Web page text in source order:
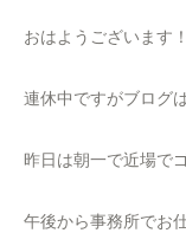
おはようございます！
連休中ですがブログ
昨日は朝一で近場で
午後から事務所でお